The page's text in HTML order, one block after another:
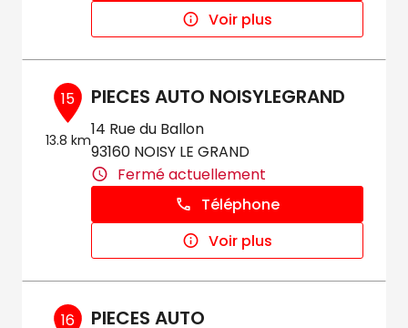
Voir plus
15
13.8 km
PIECES AUTO NOISYLEGRAND
14 Rue du Ballon
93160 NOISY LE GRAND
Fermé actuellement
Téléphone
Voir plus
16
PIECES AUTO